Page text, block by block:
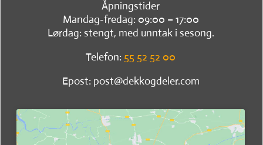
Åpningstider
Mandag-fredag: 09:00 – 17:00
Lørdag: stengt, med unntak i sesong.
Telefon: 55 52 52 00
Epost: post@dekkogdeler.com